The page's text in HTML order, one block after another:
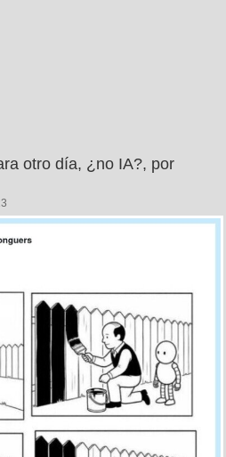
otro día, ¿no IA?, por